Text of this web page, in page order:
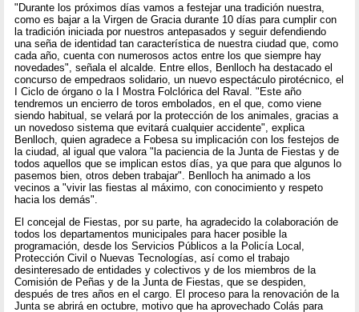
"Durante los próximos días vamos a festejar una tradición nuestra,
como es bajar a la Virgen de Gracia durante 10 días para cumplir con
la tradición iniciada por nuestros antepasados y seguir defendiendo
una seña de identidad tan característica de nuestra ciudad que, como
cada año, cuenta con numerosos actos entre los que siempre hay
novedades", señala el alcalde. Entre ellos, Benlloch ha destacado el
concurso de empedraos solidario, un nuevo espectáculo pirotécnico, el
I Ciclo de órgano o la I Mostra Folclórica del Raval. "Este año
tendremos un encierro de toros embolados, en el que, como viene
siendo habitual, se velará por la protección de los animales, gracias a
un novedoso sistema que evitará cualquier accidente", explica
Benlloch, quien agradece a Fobesa su implicación con los festejos de
la ciudad, al igual que valora "la paciencia de la Junta de Fiestas y de
todos aquellos que se implican estos días, ya que para que algunos lo
pasemos bien, otros deben trabajar". Benlloch ha animado a los
vecinos a "vivir las fiestas al máximo, con conocimiento y respeto
hacia los demás".
El concejal de Fiestas, por su parte, ha agradecido la colaboración de
todos los departamentos municipales para hacer posible la
programación, desde los Servicios Públicos a la Policía Local,
Protección Civil o Nuevas Tecnologías, así como el trabajo
desinteresado de entidades y colectivos y de los miembros de la
Comisión de Peñas y de la Junta de Fiestas, que se despiden,
después de tres años en el cargo. El proceso para la renovación de la
Junta se abrirá en octubre, motivo que ha aprovechado Colás para